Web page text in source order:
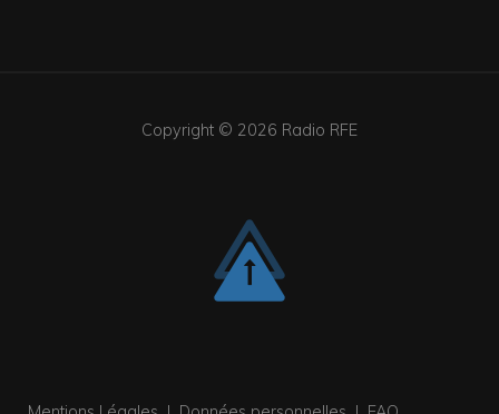
Copyright © 2026 Radio RFE